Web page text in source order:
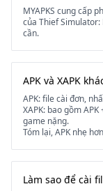
MYAPKS cung cấp
của Thief
cần.
APK và XAPK
APK: file cài đơn,
XAPK: bao gồm
game nặng.
Tóm lại, APK nhẹ
Làm sao để cài